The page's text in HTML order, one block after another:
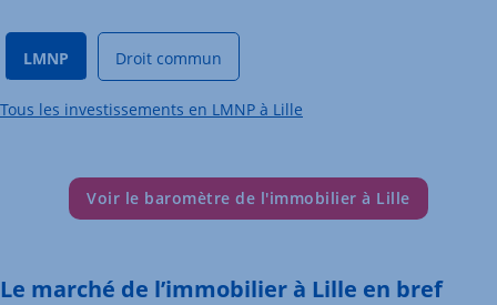
LMNP Droit commun
Tous les investissements en LMNP à Lille
Voir le baromètre de l'immobilier à Lille
Le marché de l’immobilier à Lille en bref